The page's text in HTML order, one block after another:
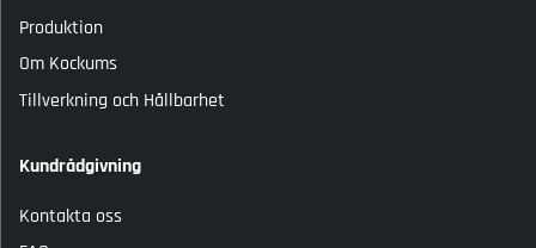
Produktion
Om Kockums
Tillverkning och Hållbarhet
Kundrådgivning
Kontakta oss